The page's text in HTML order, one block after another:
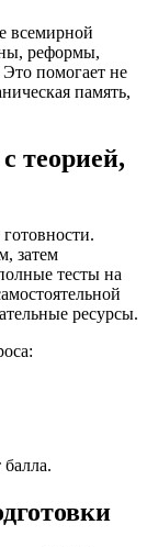
всемирной
реформы,
помогает не
память,
теорией,
затем
тесты на
ресурсы.